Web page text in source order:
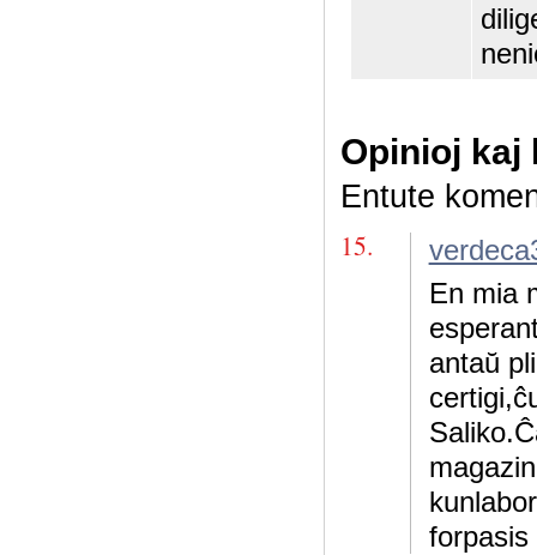
Opinioj kaj
Entute
15.
En mia
antaŭ
forpasis